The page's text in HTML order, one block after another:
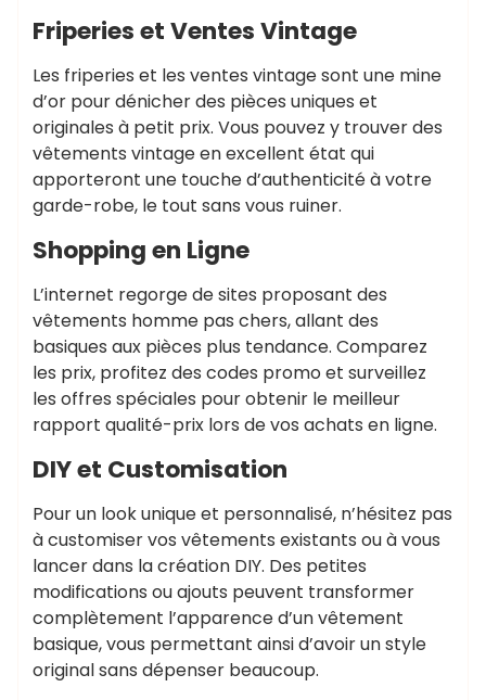
Friperies et Ventes Vintage
Les friperies et les ventes vintage sont une mine
d’or pour dénicher des pièces uniques et
originales à petit prix. Vous pouvez y trouver des
vêtements vintage en excellent état qui
apporteront une touche d’authenticité à votre
garde-robe, le tout sans vous ruiner.
Shopping en Ligne
L’internet regorge de sites proposant des
vêtements homme pas chers, allant des
basiques aux pièces plus tendance. Comparez
les prix, profitez des codes promo et surveillez
les offres spéciales pour obtenir le meilleur
rapport qualité-prix lors de vos achats en ligne.
DIY et Customisation
Pour un look unique et personnalisé, n’hésitez pas
à customiser vos vêtements existants ou à vous
lancer dans la création DIY. Des petites
modifications ou ajouts peuvent transformer
complètement l’apparence d’un vêtement
basique, vous permettant ainsi d’avoir un style
original sans dépenser beaucoup.